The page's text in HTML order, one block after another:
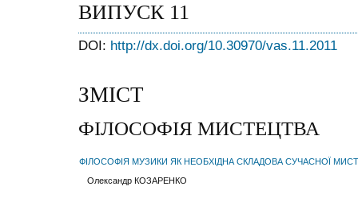
ВИПУСК 11
DOI: http://dx.doi.org/10.30970/vas.11.2011
ЗМІСТ
ФІЛОСОФІЯ МИСТЕЦТВА
ФІЛОСОФІЯ МУЗИКИ ЯК НЕОБХІДНА СКЛАДОВА СУЧАСНОЇ
Олександр КОЗАРЕНКО